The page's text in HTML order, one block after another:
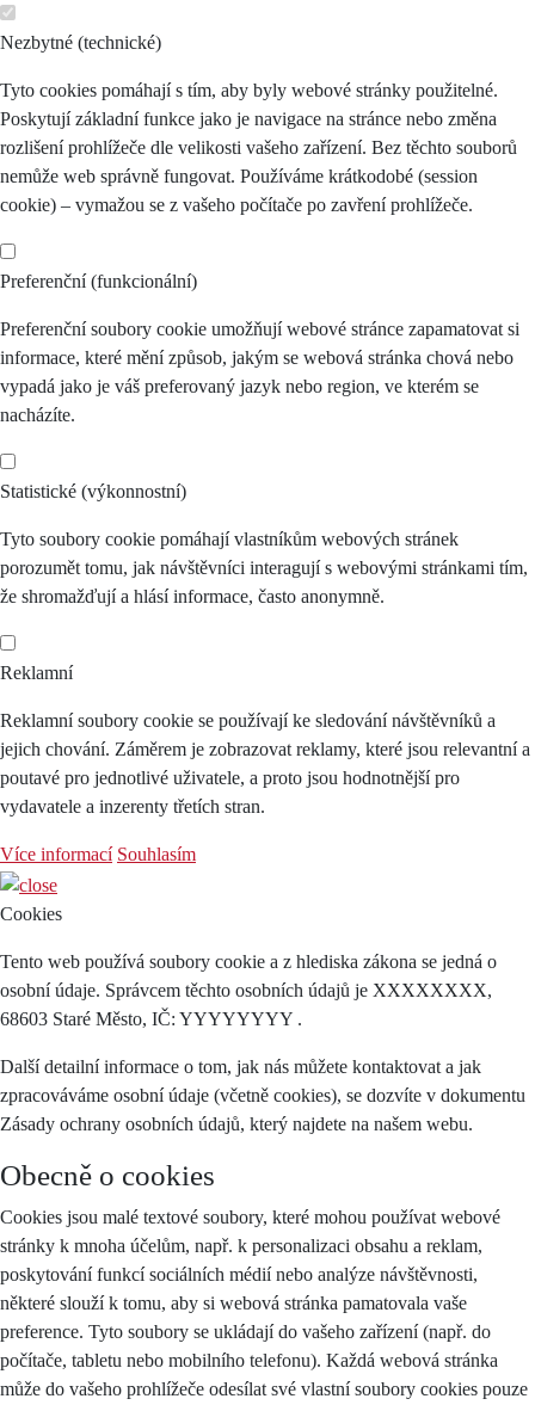
Nezbytné (technické)
Tyto cookies pomáhají s tím, aby byly webové stránky použitelné.
Poskytují základní funkce jako je navigace na stránce nebo změna
rozlišení prohlížeče dle velikosti vašeho zařízení. Bez těchto souborů
nemůže web správně fungovat. Používáme krátkodobé (session
cookie) – vymažou se z vašeho počítače po zavření prohlížeče.
Preferenční (funkcionální)
Preferenční soubory cookie umožňují webové stránce zapamatovat si
informace, které mění způsob, jakým se webová stránka chová nebo
vypadá jako je váš preferovaný jazyk nebo region, ve kterém se
nacházíte.
Statistické (výkonnostní)
Tyto soubory cookie pomáhají vlastníkům webových stránek
porozumět tomu, jak návštěvníci interagují s webovými stránkami tím,
že shromažďují a hlásí informace, často anonymně.
Reklamní
Reklamní soubory cookie se používají ke sledování návštěvníků a
jejich chování. Záměrem je zobrazovat reklamy, které jsou relevantní a
poutavé pro jednotlivé uživatele, a proto jsou hodnotnější pro
vydavatele a inzerenty třetích stran.
Více informací Souhlasím
Cookies
Tento web používá soubory cookie a z hlediska zákona se jedná o
osobní údaje. Správcem těchto osobních údajů je XXXXXXXX,
68603 Staré Město, IČ: YYYYYYYY .
Další detailní informace o tom, jak nás můžete kontaktovat a jak
zpracováváme osobní údaje (včetně cookies), se dozvíte v dokumentu
Zásady ochrany osobních údajů, který najdete na našem webu.
Obecně o cookies
Cookies jsou malé textové soubory, které mohou používat webové
stránky k mnoha účelům, např. k personalizaci obsahu a reklam,
poskytování funkcí sociálních médií nebo analýze návštěvnosti,
některé slouží k tomu, aby si webová stránka pamatovala vaše
preference. Tyto soubory se ukládají do vašeho zařízení (např. do
počítače, tabletu nebo mobilního telefonu). Každá webová stránka
může do vašeho prohlížeče odesílat své vlastní soubory cookies pouze